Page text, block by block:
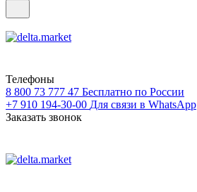
Телефоны
8 800 73 777 47 Бесплатно по России
+7 910 194-30-00 Для связи в WhatsApp
Заказать звонок